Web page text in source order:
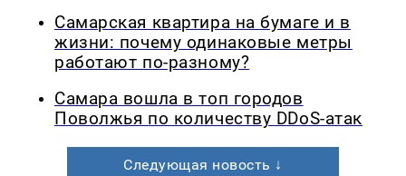
Самарская квартира на бумаге и в
жизни: почему одинаковые метры
работают по-разному?
Самара вошла в топ городов
Поволжья по количеству DDoS-атак
Следующая новость ↓